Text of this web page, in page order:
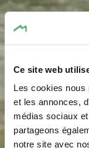
Ce site web
Les cookies nous
et les annonces,
médias sociaux
partageons
notre site avec